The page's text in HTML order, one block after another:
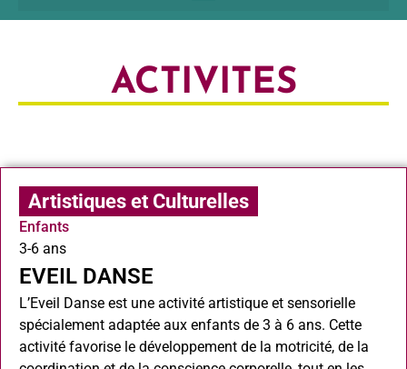
ACTIVITES
Artistiques et Culturelles
Enfants
3-6 ans
EVEIL DANSE
L’Eveil Danse est une activité artistique et sensorielle
spécialement adaptée aux enfants de 3 à 6 ans. Cette
activité favorise le développement de la motricité, de la